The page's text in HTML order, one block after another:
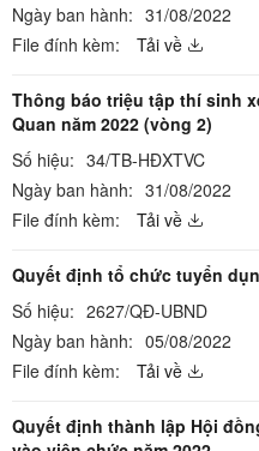
Ngày ban hành: 31/08/2022
File đính kèm:
Tải về
Thông báo triệu tập thí sinh
Quan năm 2022 (vòng 2)
Số hiệu: 34/TB-HĐXTVC
Ngày ban hành: 31/08/2022
File đính kèm:
Tải về
Quyết định tổ chức tuyển
Số hiệu: 2627/QĐ-UBND
Ngày ban hành: 05/08/2022
File đính kèm:
Tải về
Quyết định thành lập Hội